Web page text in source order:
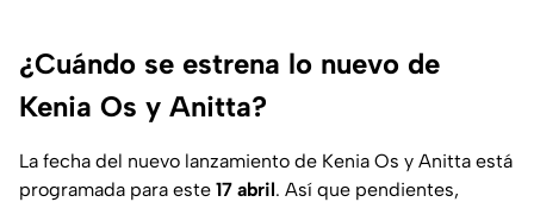
¿Cuándo se estrena lo nuevo de
Kenia Os y Anitta?
La fecha del nuevo lanzamiento de Kenia Os y Anitta está
programada para este 17 abril. Así que pendientes,